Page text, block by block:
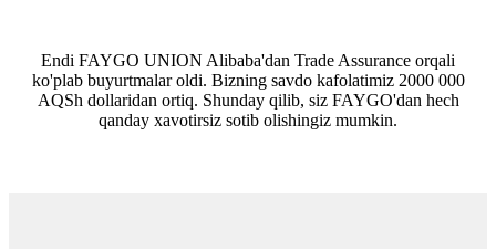
Endi FAYGO UNION Alibaba'dan Trade Assurance orqali
ko'plab buyurtmalar oldi. Bizning savdo kafolatimiz 2000 000
AQSh dollaridan ortiq. Shunday qilib, siz FAYGO'dan hech
qanday xavotirsiz sotib olishingiz mumkin.